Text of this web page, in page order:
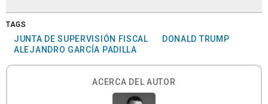
TAGS
JUNTA DE SUPERVISIÓN FISCAL
DONALD TRUMP
ALEJANDRO GARCÍA PADILLA
ACERCA DEL AUTOR